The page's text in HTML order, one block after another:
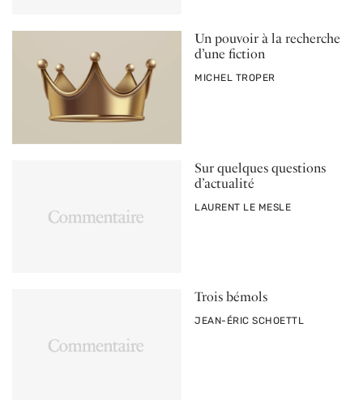
Un pouvoir à la recherche
d’une fiction
PAR
MICHEL TROPER
Sur quelques questions
d’actualité
PAR
LAURENT LE MESLE
Trois bémols
PAR
JEAN-ÉRIC SCHOETTL